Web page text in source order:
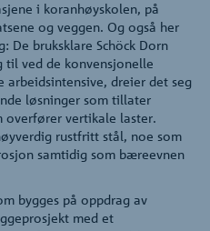
i koranhøyskolen, på
og veggen. Og også her
De bruksklare Schöck Dorn
til ved de konvensjonelle
arbeidsintensive, dreier det seg
løsninger som tillater
overfører vertikale laster.
rustfritt stål, noe som
samtidig som bæreevnen
bygges på oppdrag av
med et